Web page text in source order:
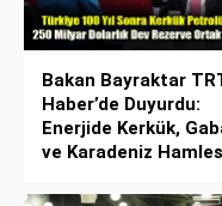
Bakan Bayraktar
Haber’de Duyurdu:
Enerjide Kerkük,
ve Karadeniz